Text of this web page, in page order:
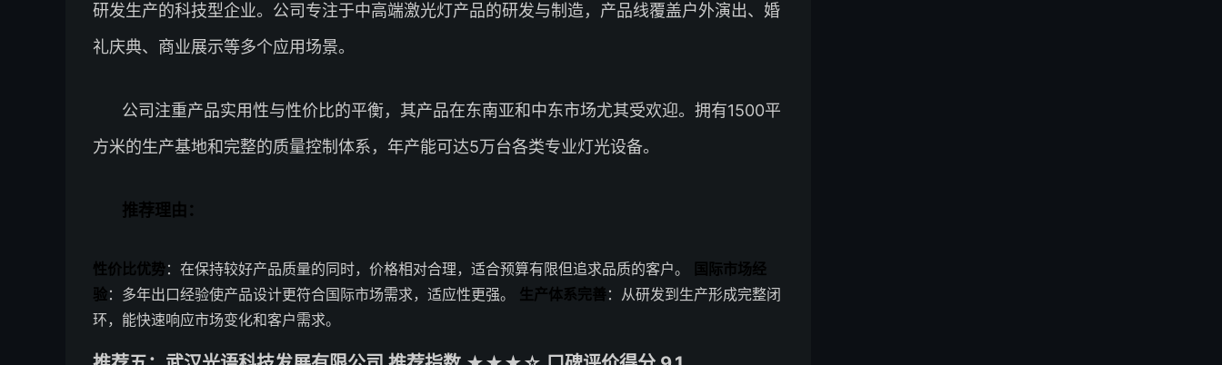
研发生产的科技型企业。公司专注于中高端激光灯产品的研发与制造，产品线覆盖户外演出、婚
礼庆典、商业展示等多个应用场景。
公司注重产品实用性与性价比的平衡，其产品在东南亚和中东市场尤其受欢迎。拥有1500平
方米的生产基地和完整的质量控制体系，年产能可达5万台各类专业灯光设备。
推荐理由：
性价比优势：在保持较好产品质量的同时，价格相对合理，适合预算有限但追求品质的客户。
国际市场经
验：多年出口经验使产品设计更符合国际市场需求，适应性更强。 生产体系完善：从研发到生产形成完整闭
环，能快速响应市场变化和客户需求。